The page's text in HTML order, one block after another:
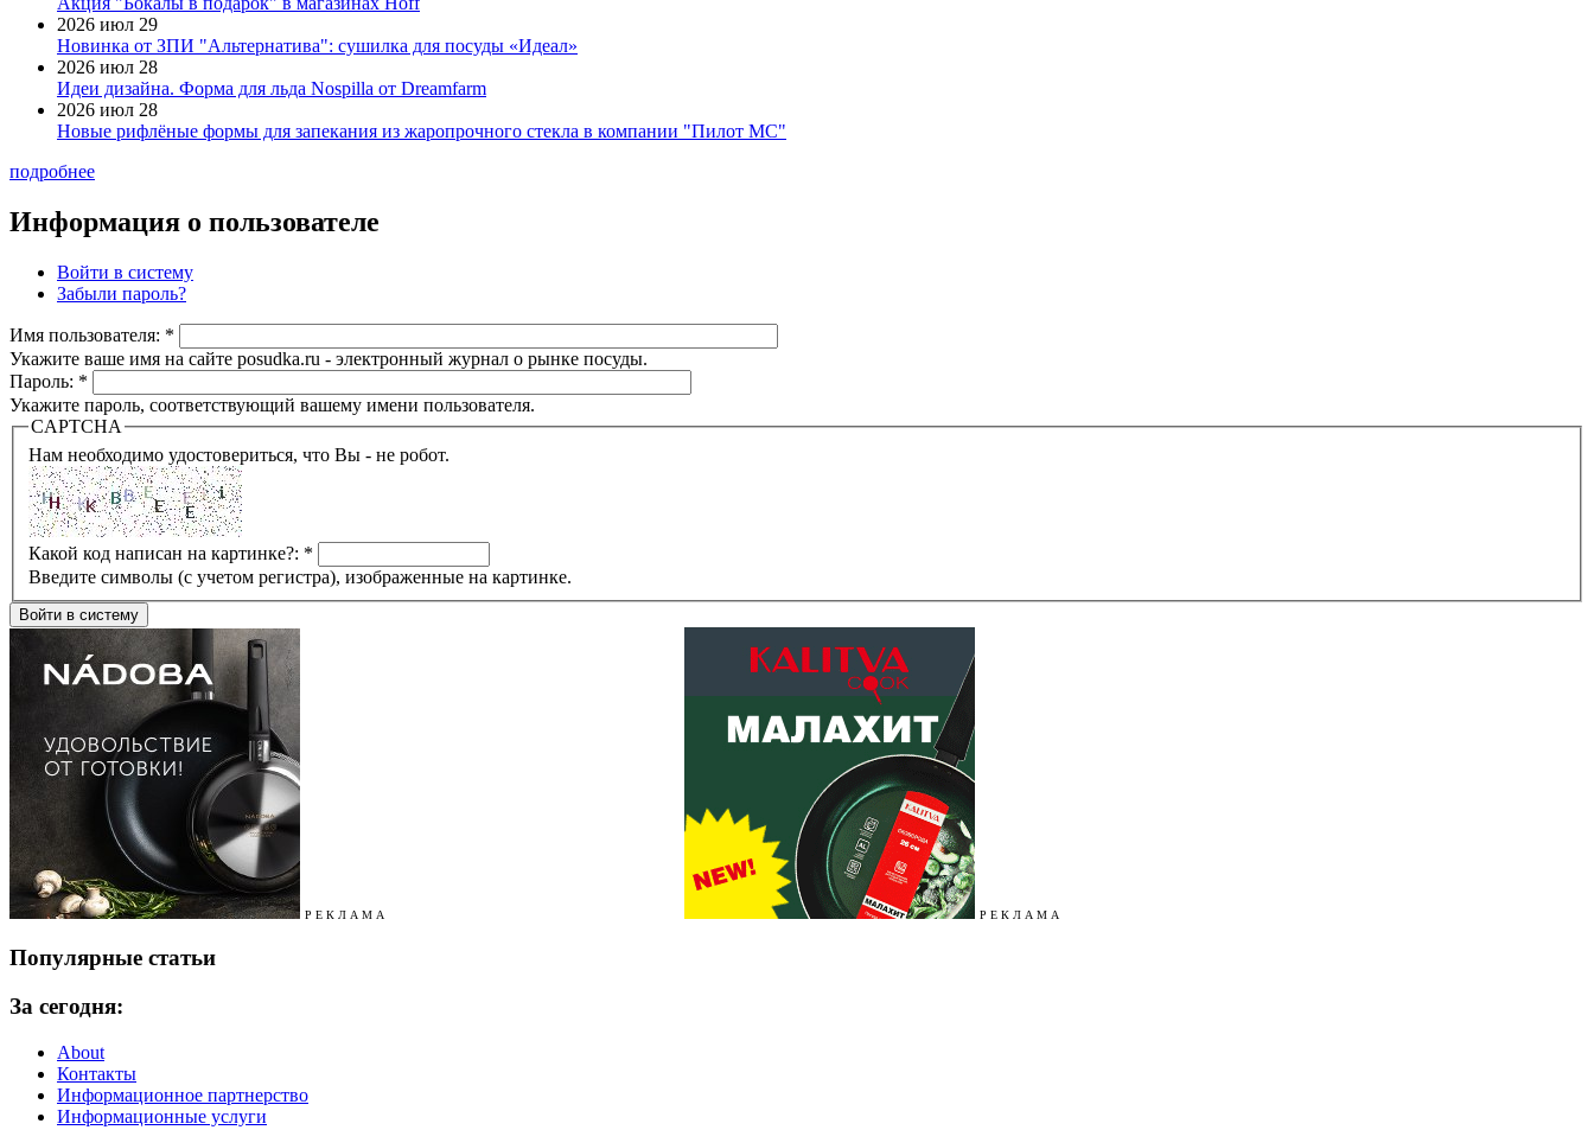
2026 июл 29
Новинка от ЗПИ "Альтернатива": сушилка для посуды «Идеал»
2026 июл 28
Идеи дизайна. Форма для льда Nospilla от Dreamfarm
2026 июл 28
Новые рифлёные формы для запекания из жаропрочного стекла в компании "Пилот МС"
подробнее
Информация о пользователе
Войти в систему
Забыли пароль?
Имя пользователя: *
Укажите ваше имя на сайте posudka.ru - электронный журнал о рынке посуды.
Пароль: *
Укажите пароль, соответствующий вашему имени пользователя.
CAPTCHA
Нам необходимо удостовериться, что Вы - не робот.
Какой код написан на картинке?: *
Введите символы (с учетом регистра), изображенные на картинке.
Р Е К Л А М А Р Е К Л А М А
Популярные статьи
За сегодня:
About
Контакты
Информационное партнерство
Информационные услуги